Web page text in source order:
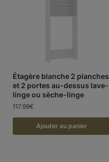
Étagère blanche 2 planches
et 2 portes au-dessus lave-
linge ou sèche-linge
117.99€
Ajouter au panier